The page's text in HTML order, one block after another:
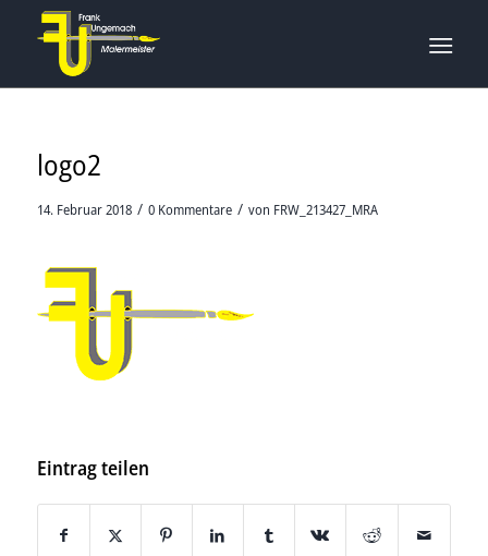
logo2
14. Februar 2018 / 0 Kommentare / von FRW_213427_MRA
Eintrag teilen